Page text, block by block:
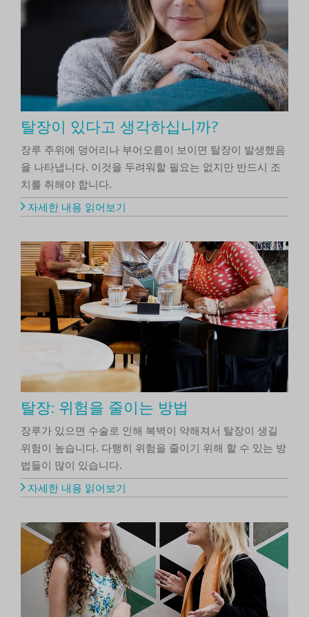
탈장이 있다고 생각하십니까?
장루 주위에 덩어리나 부어오름이 보이면 탈장이 발생했음
을 나타냅니다. 이것을 두려워할 필요는 없지만 반드시 조
치를 취해야 합니다.
자세한 내용 읽어보기
탈장: 위험을 줄이는 방법
장루가 있으면 수술로 인해 복벽이 약해져서 탈장이 생길
위험이 높습니다. 다행히 위험을 줄이기 위해 할 수 있는 방
법들이 많이 있습니다.
자세한 내용 읽어보기